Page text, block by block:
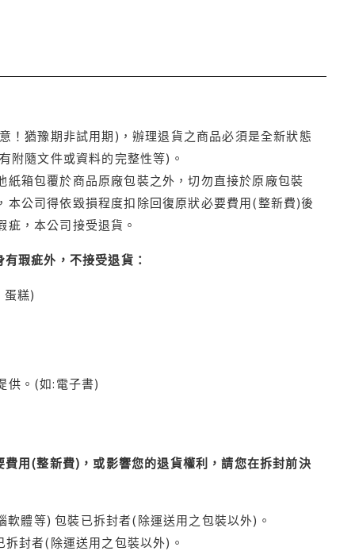
！猶豫期非試用期)，辦理退貨之商品必須是全新狀態
附隨文件或資料的完整性等)。
箱包覆於商品原廠包裝之外，切勿直接於原廠包裝
公司得依毀損程度扣除回復原狀必要費用(整新費)後
，本公司接受退貨。
瑕疵外，不接受退貨：
蛋糕)
供。(如:電子書)
用(整新費)，或影響您的退貨權利，請您在拆封前決
體等) 包裝已拆封者(除運送用之包裝以外)。
封者(除運送用之包裝以外)。